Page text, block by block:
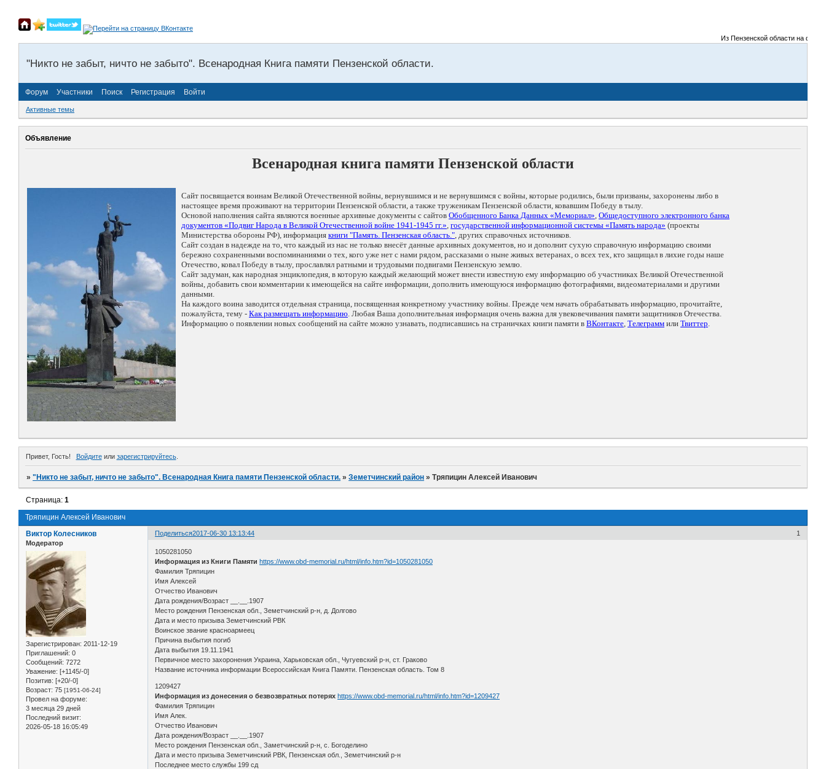
Из Пензенской области на
"Никто не забыт, ничто не забыто". Всенародная Книга памяти Пензенской области.
Форум Участники Поиск Регистрация Войти
Активные темы
Объявление
Всенародная книга памяти Пензенской области
Сайт посвящается воинам Великой Отечественной войны, вернувшимся и не вернувшимся с войны, которые родились, были призваны, захоронены либо в
настоящее время проживают на территории Пензенской области, а также труженикам Пензенской области, ковавшим Победу в тылу.
Основой наполнения сайта являются военные архивные документы с сайтов Обобщенного Банка Данных «Мемориал», Общедоступного электронного банка
документов «Подвиг Народа в Великой Отечественной войне 1941-1945 гг.», государственной информационной системы «Память народа» (проекты
Министерства обороны РФ), информация книги "Память. Пензенская область.", других справочных источников.
Сайт создан в надежде на то, что каждый из нас не только внесёт данные архивных документов, но и дополнит сухую справочную информацию своими
бережно сохраненными воспоминаниями о тех, кого уже нет с нами рядом, рассказами о ныне живых ветеранах, о всех тех, кто защищал в лихие годы наше
Отечество, ковал Победу в тылу, прославлял ратными и трудовыми подвигами Пензенскую землю.
Сайт задуман, как народная энциклопедия, в которую каждый желающий может внести известную ему информацию об участниках Великой Отечественной
войны, добавить свои комментарии к имеющейся на сайте информации, дополнить имеющуюся информацию фотографиями, видеоматериалами и другими
данными.
На каждого воина заводится отдельная страница, посвященная конкретному участнику войны. Прежде чем начать обрабатывать информацию, прочитайте,
пожалуйста, тему - Как размещать информацию. Любая Ваша дополнительная информация очень важна для увековечивания памяти защитников Отечества.
Информацию о появлении новых сообщений на сайте можно узнавать, подписавшись на страничках книги памяти в ВКонтакте, Телеграмм или Твиттер.
Привет, Гость! Войдитеили зарегистрируйтесь.
»"Никто не забыт, ничто не забыто". Всенародная Книга памяти Пензенской области. »Земетчинский район »Тряпицин Алексей Иванович
Тряпицин Алексей Иванович
Страница:1
Поделиться 1
2017-06-30 13:13:44
Виктор Колесников
Модератор
Зарегистрирован: 2011-12-19
Приглашений: 0
Сообщений: 7272
Уважение: [+1145/-0]
Позитив: [+20/-0]
Возраст: 75 [1951-06-24]
Провел на форуме:
3 месяца 29 дней
Последний визит:
2026-05-18 16:05:49
1050281050
Информация из Книги Памяти https://www.obd-memorial.ru/html/info.htm?id=1050281050
Фамилия Тряпицин
Имя Алексей
Отчество Иванович
Дата рождения/Возраст __.__.1907
Место рождения Пензенская обл., Земетчинский р-н, д. Долгово
Дата и место призыва Земетчинский РВК
Воинское звание красноармеец
Причина выбытия погиб
Дата выбытия 19.11.1941
Первичное место захоронения Украина, Харьковская обл., Чугуевский р-н, ст. Граково
Название источника информации Всероссийская Книга Памяти. Пензенская область. Том 8
1209427
Информация из донесения о безвозвратных потерях https://www.obd-memorial.ru/html/info.htm?id=1209427
Фамилия Тряпицин
Имя Алек.
Отчество Иванович
Дата рождения/Возраст __.__.1907
Место рождения Пензенская обл., Заметчинский р-н, с. Богоделино
Дата и место призыва Земетчинский РВК, Пензенская обл., Земетчинский р-н
Последнее место службы 199 сд